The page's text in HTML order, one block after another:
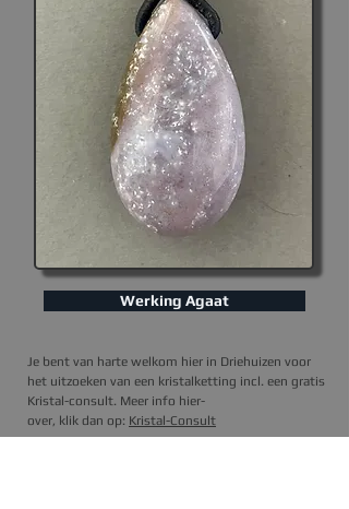
Werking Agaat
Je bent van harte welkom hier in Driehuizen voor
het uitzoeken van een kristalketting incl. een gratis
Kristal-consult. Meer info hier-
over, klik dan op: Kristal-Consult